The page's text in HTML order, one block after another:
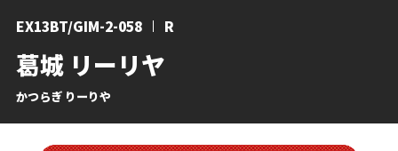
葛城 リーリヤ
かつらぎ りーりや
EX13BT/GIM-2-058 R